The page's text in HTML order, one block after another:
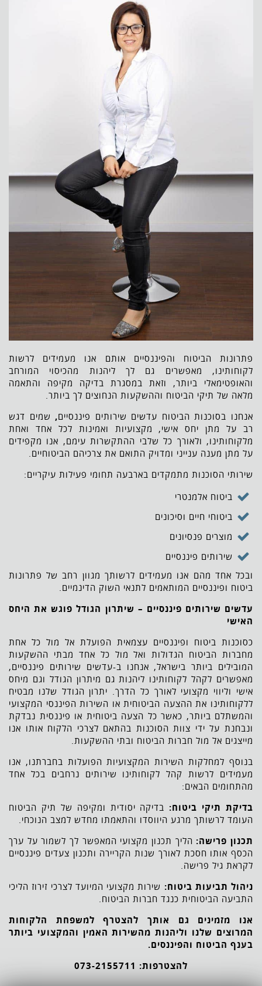
פתרונות הביטוח והפיננסיים אותם אנו מעמידים לרשות
לקוחותינו, מאפשרים גם לך ליהנות מהכיסוי המורחב
והאופטימאלי ביותר, וזאת במסגרת בדיקה מקיפה והתאמה
מלאה של תיקי הביטוח וההשקעות הנחוצים לך ביותר.
אנחנו בסוכנות הביטוח עדשים שירותים פיננסיים, שמים דגש
רב על מתן יחס אישי, מקצועיות ואמינות לכל אחד ואחת
מלקוחותינו, ולאורך כל שלבי ההתקשרות עימם, אנו מקפידים
על מתן מענה ענייני ומדויק התואם את צרכיהם הביטוחיים.
שירותי הסוכנות מתמקדים בארבעה תחומי פעילות עיקריים:
ביטוח אלמנטרי
ביטוחי חיים וסיכונים
מוצרים פנסיונים
שירותים פיננסיים
ובכל אחד מהם אנו מעמידים לרשותך מגוון רחב של פתרונות
ביטוח ופיננסיים המותאמים לתנאי השוק הדינמיים.
עדשים שירותים פיננסיים – שיתרון הגודל פוגש את היחס
האישי
כסוכנות ביטוח ופיננסיים עצמאית הפועלת אל מול כל אחת
מחברות הביטוח הגדולות ואל מול כל אחד מבתי ההשקעות
המובילים ביותר בישראל, אנחנו ב-עדשים שירותים פיננסיים,
מאפשרים לקהל לקוחותינו ליהנות גם מיתרון הגודל וגם מיחס
אישי וליווי מקצועי לאורך כל הדרך. יתרון הגודל שלנו מבטיח
ללקוחותינו את ההצעה הביטוחית או השירות הפיננסי המקצועי
והמשתלם ביותר, כאשר כל הצעה ביטוחית או פיננסית נבדקת
ונבחנת על ידי צוות הסוכנות בהתאם לצרכי הלקוח אותו אנו
מייצגים אל מול חברות הביטוח ובתי ההשקעות.
בנוסף למחלקות השירות המקצועיות הפועלות בחברתנו, אנו
מעמידים לרשות קהל לקוחותינו שירותים נרחבים בכל אחד
מהתחומים הבאים:
בדיקת תיקי ביטוח: בדיקה יסודית ומקיפה של תיק הביטוח
העומד לרשותך מרגע היווסדו והתאמתו מחדש למצב הנוכחי.
תכנון פרישה: הליך תכנון מקצועי המאפשר לך לשמור על ערך
הכסף אותו חסכת לאורך שנות הקריירה ותכנון צעדים פיננסיים
לקראת גיל פרישה.
ניהול תביעות ביטוח: שירות מקצועי המיועד לצרכי זירוז הליכי
התביעה הביטוחית כנגד חברות הביטוח.
אנו מזמינים גם אותך להצטרף למשפחת הלקוחות
המרוצים שלנו וליהנות מהשירות האמין והמקצועי ביותר
בענף הביטוח והפיננסים.
להצטרפות: 073-2155711